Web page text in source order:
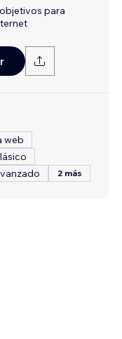
para
web
2 más